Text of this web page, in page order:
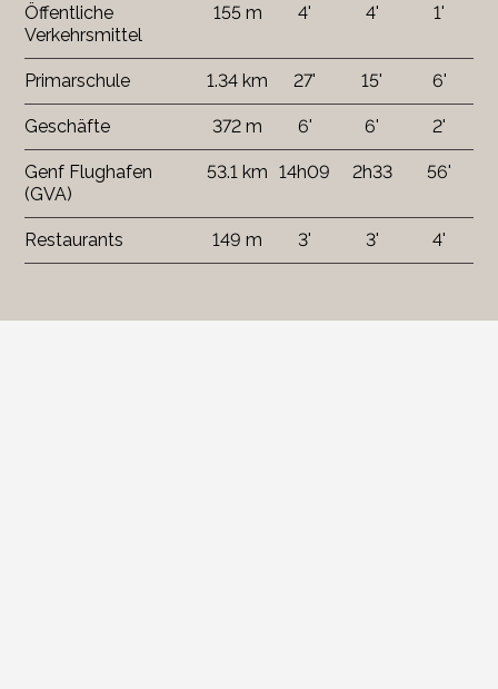
Öffentliche
Verkehrsmittel
155 m 4' 4' 1'
Primarschule 1.34 km 27' 15' 6'
Geschäfte 372 m 6' 6' 2'
Genf Flughafen
(GVA)
53.1 km 14h09 2h33 56'
Restaurants 149 m 3' 3' 4'